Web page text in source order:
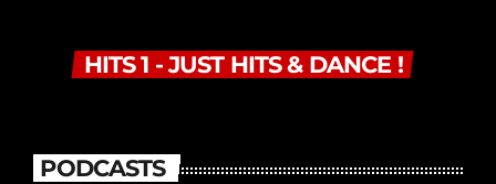
HITS 1 - JUST HITS & DANCE !
PODCASTS